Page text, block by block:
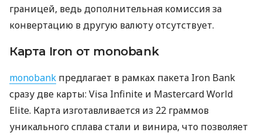
границей, ведь дополнительная комиссия за
конвертацию в другую валюту отсутствует.
Карта Iron от monobank
monobank предлагает в рамках пакета Iron Bank
сразу две карты: Visa Infinite и Mastercard World
Elite. Карта изготавливается из 22 граммов
уникального сплава стали и винира, что позволяет